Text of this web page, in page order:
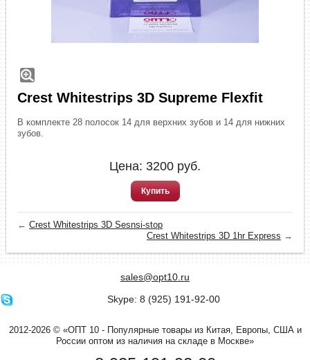
Crest Whitestrips 3D Supreme Flexfit
В комплекте 28 полосок 14 для верхних зубов и 14 для нижних
зубов.
Цена: 3200 руб.
Купить
←Crest Whitestrips 3D Sesnsi-stop
Crest Whitestrips 3D 1hr Express →
sales@opt10.ru
Skype: 8 (925) 191-92-00
2012-2026 © «ОПТ 10 - Популярные товары из Китая, Европы, США и
России оптом из наличия на складе в Москве»